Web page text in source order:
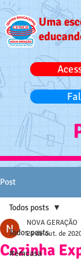
Uma
Post
Todos posts
#emcasa
Todos posts
Cozinha
NOVA GERAÇÃO
24 de out. de